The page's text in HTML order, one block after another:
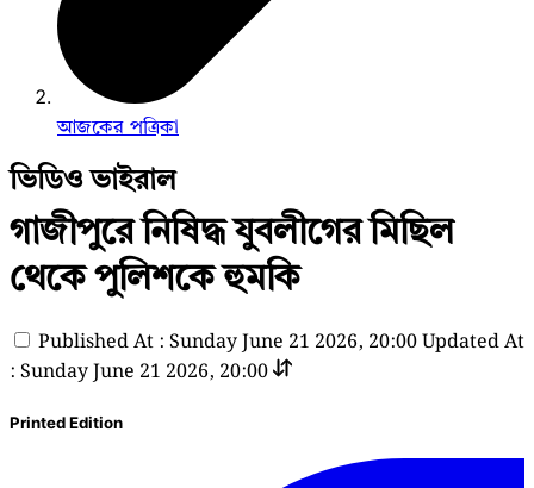
আজকের পত্রিকা
ভিডিও ভাইরাল
গাজীপুরে নিষিদ্ধ যুবলীগের মিছিল
থেকে পুলিশকে হুমকি
Published At : Sunday June 21 2026, 20:00Updated At
: Sunday June 21 2026, 20:00
Printed Edition